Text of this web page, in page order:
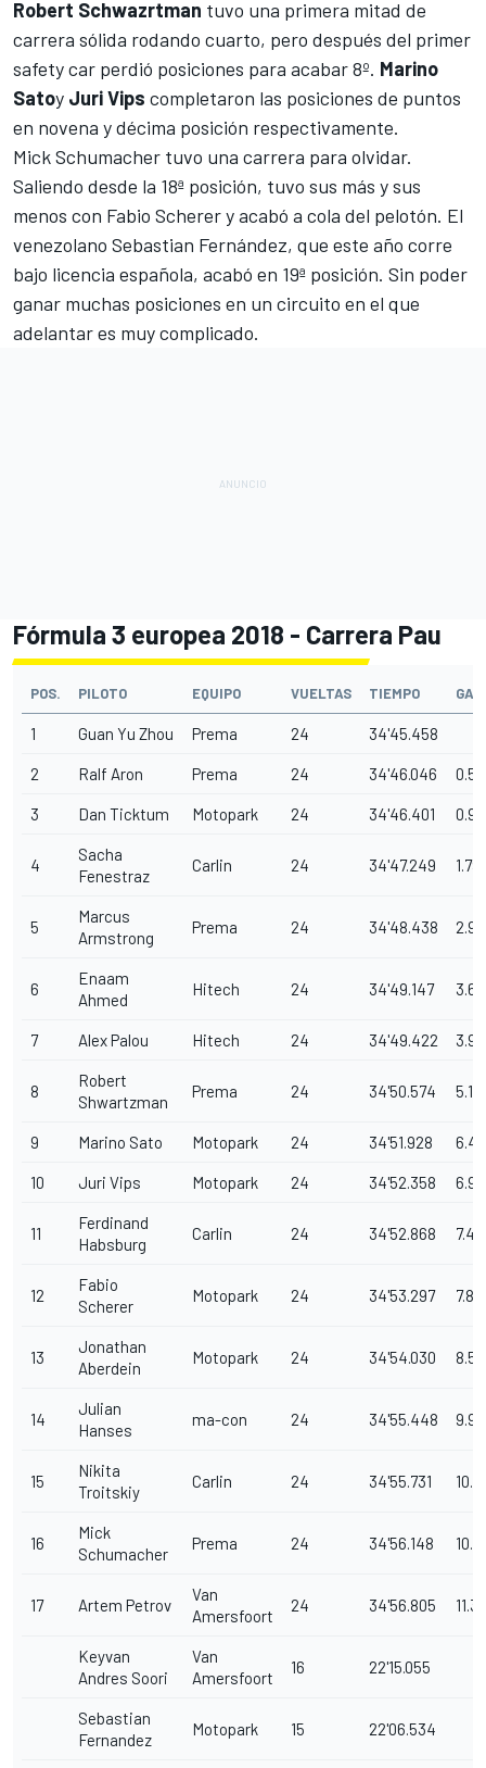
Robert Schwazrtman tuvo una primera mitad de
carrera sólida rodando cuarto, pero después del primer
safety car perdió posiciones para acabar 8º. Marino
Satoy Juri Vips completaron las posiciones de puntos
en novena y décima posición respectivamente.
Mick Schumacher tuvo una carrera para olvidar.
Saliendo desde la 18ª posición, tuvo sus más y sus
menos con Fabio Scherer y acabó a cola del pelotón. El
venezolano Sebastian Fernández, que este año corre
bajo licencia española, acabó en 19ª posición. Sin poder
ganar muchas posiciones en un circuito en el que
adelantar es muy complicado.
Fórmula 3 europea 2018 - Carrera Pau
POS. PILOTO EQUIPO VUELTAS TIEMPO GAP
1 Guan Yu Zhou Prema 24 34'45.458
2 Ralf Aron Prema 24 34'46.046
3 Dan Ticktum Motopark 24 34'46.401
4
Sacha
Fenestraz
Carlin 24 34'47.249 1.791
5
Marcus
Armstrong
Prema 24 34'48.438 2.98
6
Enaam
Ahmed
Hitech 24 34'49.147
7 Alex Palou Hitech 24 34'49.422
8
Robert
Shwartzman
Prema 24 34'50.574 5.116
9 Marino Sato Motopark 24 34'51.928 6.47
10 Juri Vips Motopark 24 34'52.358 6.9
11
Ferdinand
Habsburg
Carlin 24 34'52.868 7.41
12
Fabio
Scherer
Motopark 24 34'53.297
13
Jonathan
Aberdein
Motopark 24 34'54.030
14
Julian
Hanses
ma-con 24 34'55.448 9.99
15
Nikita
Troitskiy
Carlin 24 34'55.731
16
Mick
Schumacher
Prema 24 34'56.148
17 Artem Petrov
Van
Amersfoort
24 34'56.805
Keyvan
Andres Soori
Van
Amersfoort
16 22'15.055
Sebastian
Fernandez
Motopark 15 22'06.534